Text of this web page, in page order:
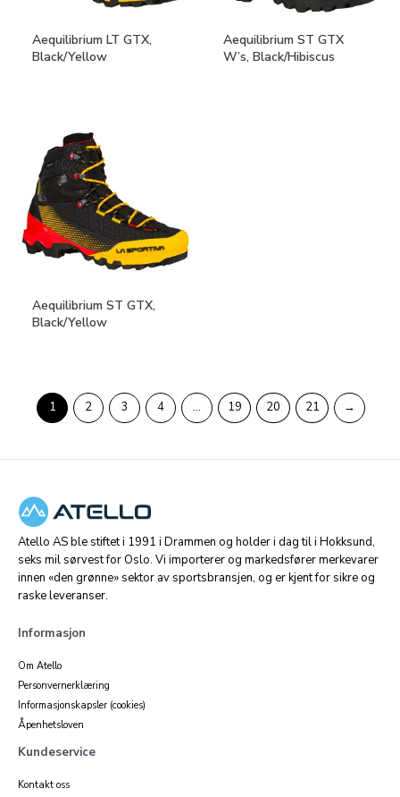
Aequilibrium LT GTX,
Black/Yellow
Aequilibrium ST GTX
W’s, Black/Hibiscus
Aequilibrium ST GTX,
Black/Yellow
1 2 3 4 … 19 20 21 →
Atello AS ble stiftet i 1991 i Drammen og holder i dag til i Hokksund,
seks mil sørvest for Oslo. Vi importerer og markedsfører merkevarer
innen «den grønne» sektor av sportsbransjen, og er kjent for sikre og
raske leveranser.
Informasjon
Om Atello
Personvernerklæring
Informasjonskapsler (cookies)
Åpenhetsloven
Kundeservice
Kontakt oss